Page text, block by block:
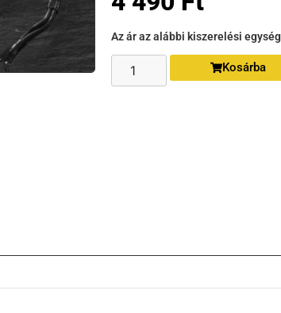
Az ár az alábbi kiszerelési
Kosárba